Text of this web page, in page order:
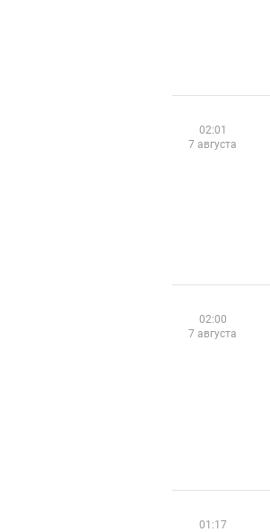
02:01
7 августа
02:00
7 августа
01:17